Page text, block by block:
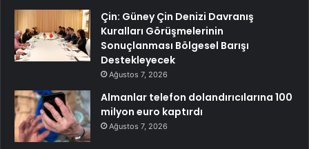
Çin: Güney Çin Denizi Davranış
Kuralları Görüşmelerinin
Sonuçlanması Bölgesel Barışı
Destekleyecek
Ağustos 7, 2026
Almanlar telefon dolandırıcılarına 100
milyon euro kaptırdı
Ağustos 7, 2026